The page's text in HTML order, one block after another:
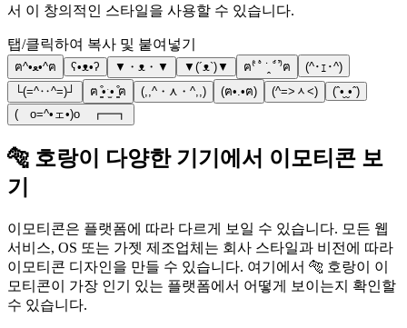
서 이 창의적인 스타일을 사용할 수 있습니다.
탭/클릭하여 복사 및 붙여넣기
ฅ^•ﻌ•^ฅ ʕ•ᴥ•ʔ ▼・ᴥ・▼ ▼(´ᴥ`)▼ ฅ⁽͑ ˚̀ ˙̭ ˚́ ⁾̉ฅ
(^･ｪ･^)
└(=^‥^=)┘
ฅ ̳͒•ˑ̫• ̳͒ฅ (,,^・⋏・^,,) (ฅ•.•ฅ) (^=˃ᆺ˂)
(ˆ•̮ ̮•ˆ)
( o=^•ェ•)o ┏━┓
🐅 호랑이 다양한 기기에서 이모티콘 보
기
이모티콘은 플랫폼에 따라 다르게 보일 수 있습니다. 모든 웹
서비스, OS 또는 가젯 제조업체는 회사 스타일과 비전에 따라
이모티콘 디자인을 만들 수 있습니다. 여기에서 🐅 호랑이 이
모티콘이 가장 인기 있는 플랫폼에서 어떻게 보이는지 확인할
수 있습니다.